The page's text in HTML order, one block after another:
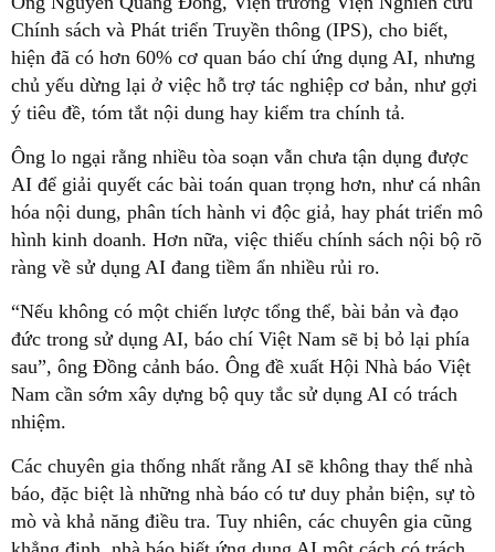
Chính sách và Phát triển Truyền thông (IPS), cho biết,
hiện đã có hơn 60% cơ quan báo chí ứng dụng AI, nhưng
chủ yếu dừng lại ở việc hỗ trợ tác nghiệp cơ bản, như gợi
ý tiêu đề, tóm tắt nội dung hay kiểm tra chính tả.
Ông lo ngại rằng nhiều tòa soạn vẫn chưa tận dụng được
AI để giải quyết các bài toán quan trọng hơn, như cá nhân
hóa nội dung, phân tích hành vi độc giả, hay phát triển mô
hình kinh doanh. Hơn nữa, việc thiếu chính sách nội bộ rõ
ràng về sử dụng AI đang tiềm ẩn nhiều rủi ro.
“Nếu không có một chiến lược tổng thể, bài bản và đạo
đức trong sử dụng AI, báo chí Việt Nam sẽ bị bỏ lại phía
sau”, ông Đồng cảnh báo. Ông đề xuất Hội Nhà báo Việt
Nam cần sớm xây dựng bộ quy tắc sử dụng AI có trách
nhiệm.
Các chuyên gia thống nhất rằng AI sẽ không thay thế nhà
báo, đặc biệt là những nhà báo có tư duy phản biện, sự tò
mò và khả năng điều tra. Tuy nhiên, các chuyên gia cũng